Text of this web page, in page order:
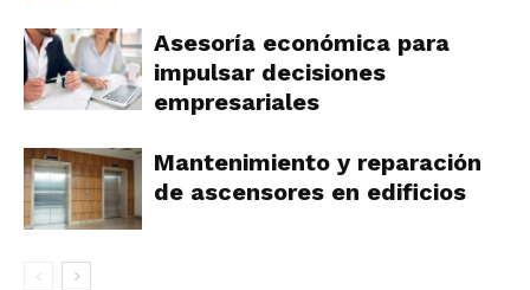
Asesoría económica para
impulsar decisiones
empresariales
Mantenimiento y reparación
de ascensores en edificios